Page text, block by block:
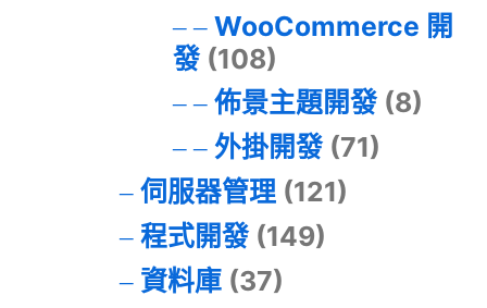
WooCommerce 開
發(108)
佈景主題開發(8)
外掛開發(71)
伺服器管理(121)
程式開發(149)
資料庫(37)